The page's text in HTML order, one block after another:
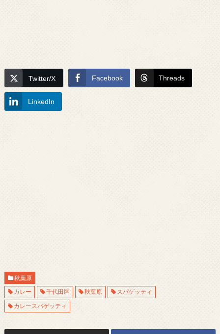
Twitter/X Facebook Threads
LinkedIn
秋葉原
カレー
千代田区 秋葉原
スパゲッティ
カレースパゲッティ